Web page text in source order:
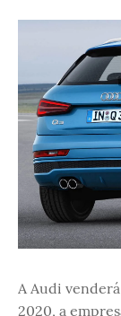
A Audi
2020, a